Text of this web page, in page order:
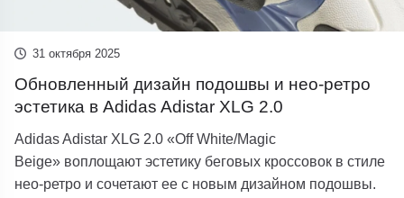
31 октября 2025
Обновленный дизайн подошвы и нео-ретро
эстетика в Adidas Adistar XLG 2.0
Adidas Adistar XLG 2.0 «Off White/Magic
Beige» воплощают эстетику беговых кроссовок в стиле
нео-ретро и сочетают ее с новым дизайном подошвы.